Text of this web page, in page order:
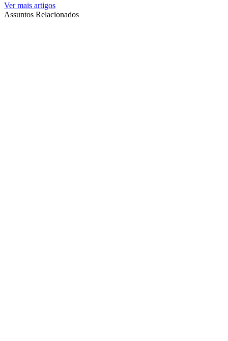
Ver mais artigos
Assuntos Relacionados